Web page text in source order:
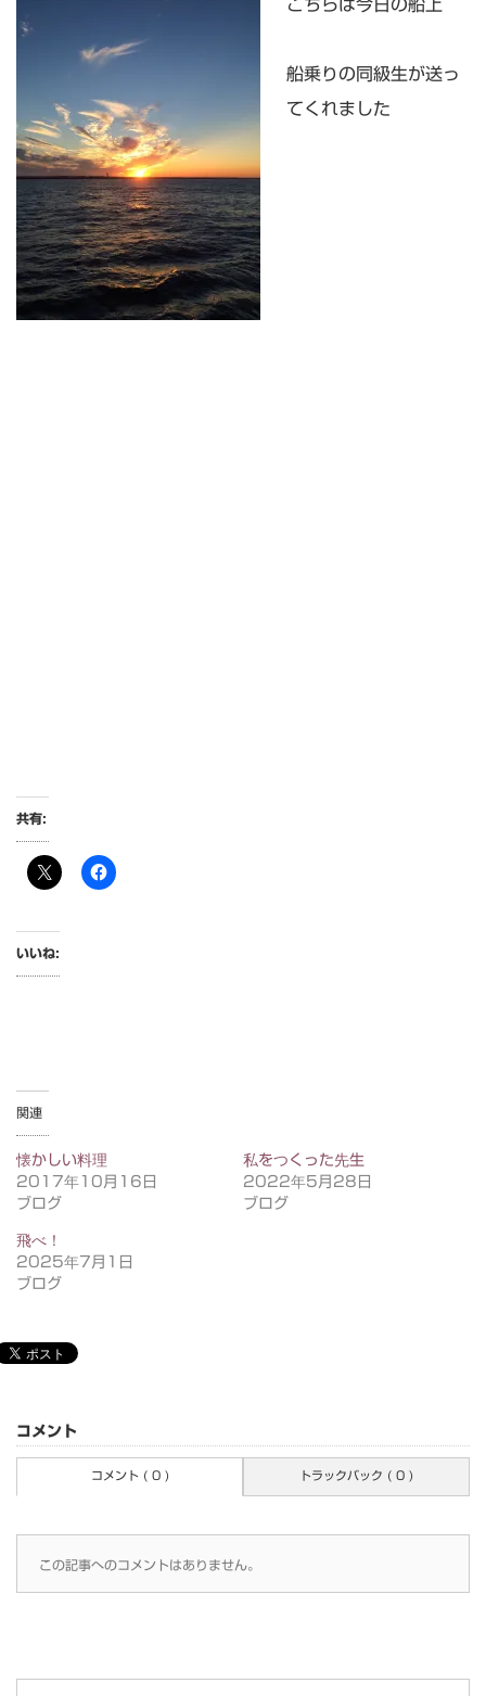
こちらは今日の船上
船乗りの同級生が送っ
てくれました
共有:
いいね:
関連
懐かしい料理
2017年10月16日
ブログ
私をつくった先生
2022年5月28日
ブログ
飛べ！
2025年7月1日
ブログ
コメント
コメント ( 0 ) トラックバック ( 0 )
この記事へのコメントはありません。